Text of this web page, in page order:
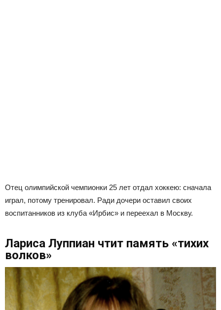
Отец олимпийской чемпионки 25 лет отдал хоккею: сначала
играл, потому тренировал. Ради дочери оставил своих
воспитанников из клуба «Ирбис» и переехал в Москву.
Лариса Луппиан чтит память «тихих
волков»